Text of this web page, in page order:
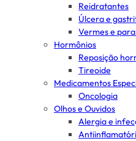
Reidratantes
Úlcera e
Vermes e
Hormônios
Reposição
Tireoide
Medicamentos
Oncologia
Olhos e Ouvidos
Alergia e